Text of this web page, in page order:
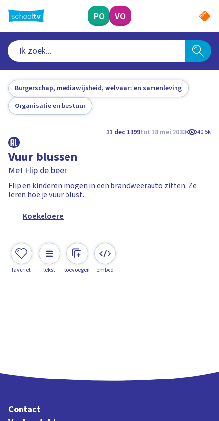
naar
hoofdinhoud
PO VO
Burgerschap, mediawijsheid, welvaart en samenleving
Organisatie en bestuur
31 dec 1999tot 18 mei 2033 40.5k
Vuur blussen
Met Flip de beer
Flip en kinderen mogen in een brandweerauto zitten. Ze
leren hoe je vuur blust.
Koekeloere
favoriet tekst toevoegen embed
Contact